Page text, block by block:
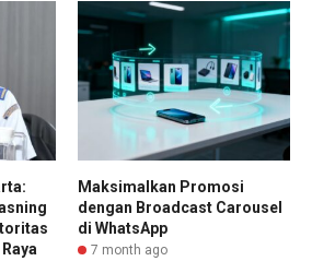
Maksimalkan Promosi
dengan Broadcast Carousel
di WhatsApp
7 month ago